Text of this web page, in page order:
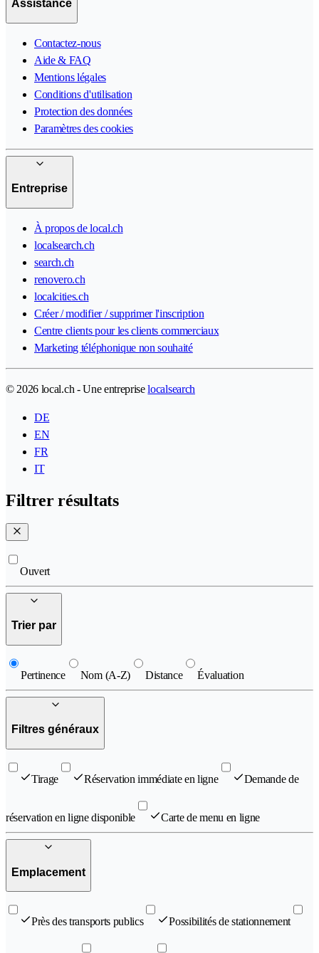
Assistance
Contactez-nous
Aide & FAQ
Mentions légales
Conditions d'utilisation
Protection des données
Paramètres des cookies
Entreprise
À propos de local.ch
localsearch.ch
search.ch
renovero.ch
localcities.ch
Créer / modifier / supprimer l'inscription
Centre clients pour les clients commerciaux
Marketing téléphonique non souhaité
© 2026 local.ch - Une entrepriselocalsearch
DE
EN
FR
IT
Filtrer résultats
Ouvert
Trier par
Pertinence Nom (A-Z) Distance Évaluation
Filtres généraux
Tirage Réservation immédiate en ligne Demande de
réservation en ligne disponible Carte de menu en ligne
Emplacement
Près des transports publics Possibilités de stationnement